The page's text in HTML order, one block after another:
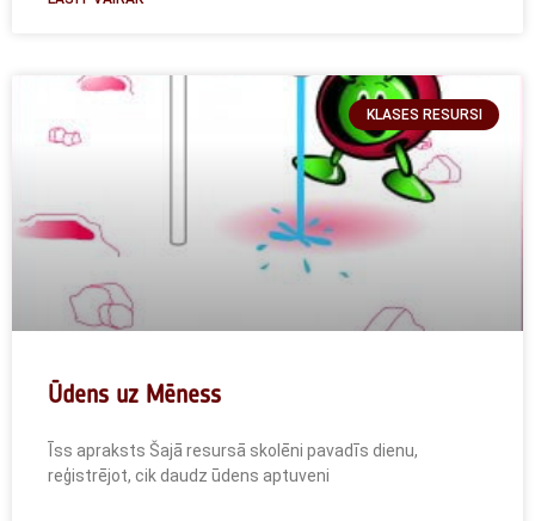
KLASES RESURSI
Ūdens uz Mēness
Īss apraksts Šajā resursā skolēni pavadīs dienu,
reģistrējot, cik daudz ūdens aptuveni